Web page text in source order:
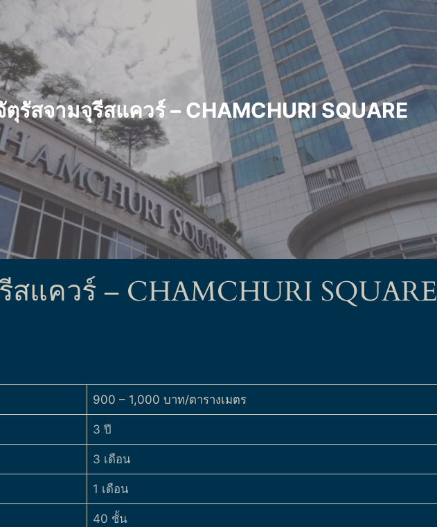
ตุรัสจามจุรีสแควร์ – CHAMCHURI SQUARE
สแควร์ – CHAMCHURI SQUARE
900 – 1,000 บาท/ตารางเมตร
3 ปี
3 เดือน
1 เดือน
40 ชั้น